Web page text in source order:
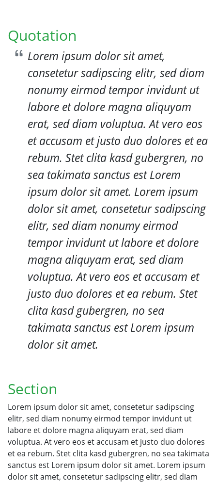
Quotation
Lorem ipsum dolor sit amet,
consetetur sadipscing elitr, sed diam
nonumy eirmod tempor invidunt ut
labore et dolore magna aliquyam
erat, sed diam voluptua. At vero eos
et accusam et justo duo dolores et ea
rebum. Stet clita kasd gubergren, no
sea takimata sanctus est Lorem
ipsum dolor sit amet. Lorem ipsum
dolor sit amet, consetetur sadipscing
elitr, sed diam nonumy eirmod
tempor invidunt ut labore et dolore
magna aliquyam erat, sed diam
voluptua. At vero eos et accusam et
justo duo dolores et ea rebum. Stet
clita kasd gubergren, no sea
takimata sanctus est Lorem ipsum
dolor sit amet.
Section
Lorem ipsum dolor sit amet, consetetur sadipscing
elitr, sed diam nonumy eirmod tempor invidunt ut
labore et dolore magna aliquyam erat, sed diam
voluptua. At vero eos et accusam et justo duo dolores
et ea rebum. Stet clita kasd gubergren, no sea takimata
sanctus est Lorem ipsum dolor sit amet. Lorem ipsum
dolor sit amet, consetetur sadipscing elitr, sed diam